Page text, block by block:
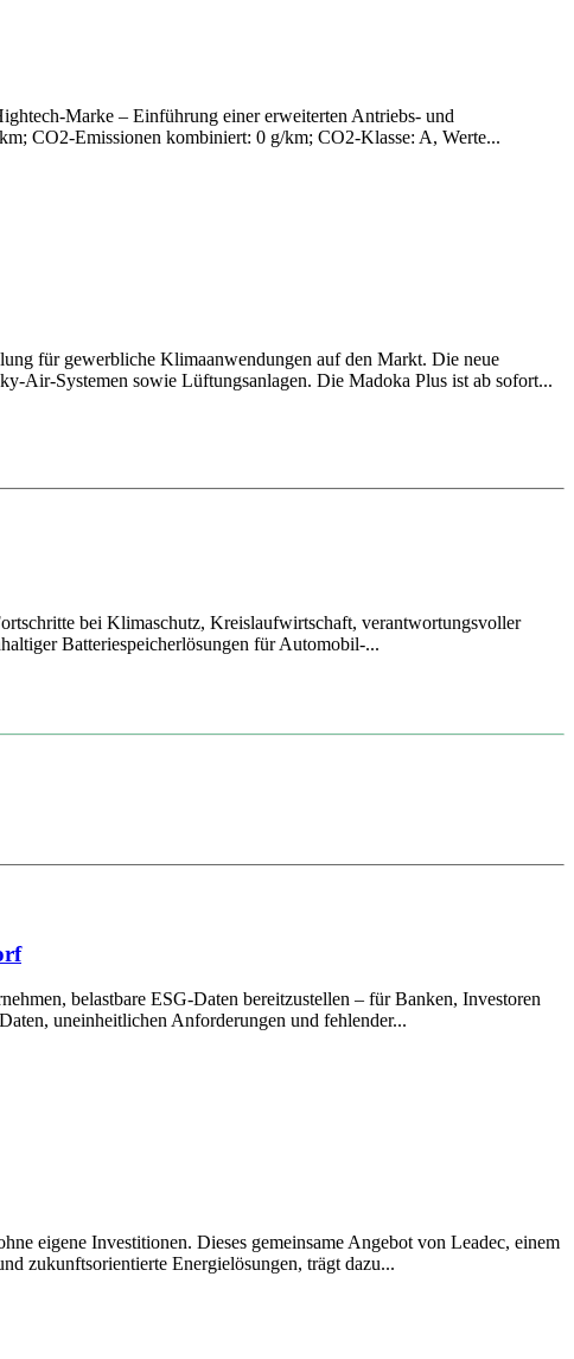
Marke – Einführung einer erweiterten Antriebs- und
CO2-Emissionen kombiniert: 0 g/km; CO2-Klasse: A, Werte...
für gewerbliche Klimaanwendungen auf den Markt. Die neue
Air-Systemen sowie Lüftungsanlagen. Die Madoka Plus ist ab sofort...
bei Klimaschutz, Kreislaufwirtschaft, verantwortungsvoller
Batteriespeicherlösungen für Automobil-...
belastbare ESG-Daten bereitzustellen – für Banken, Investoren
uneinheitlichen Anforderungen und fehlender...
eigene Investitionen. Dieses gemeinsame Angebot von Leadec, einem
zukunftsorientierte Energielösungen, trägt dazu...